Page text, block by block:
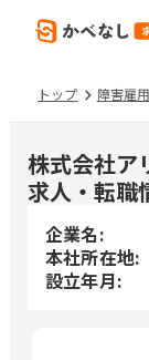
トップ 障害雇
株式会社ア
求人・転職
企業名:
本社所在地:
設立年月: